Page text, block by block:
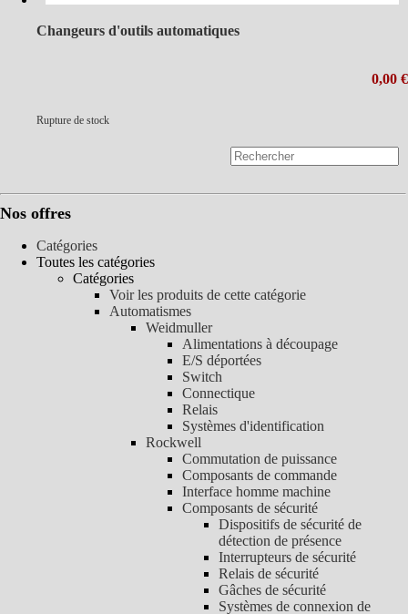
Changeurs d'outils automatiques
0,00 €
Rupture de stock
Nos offres
Catégories
Toutes les catégories
Catégories
Voir les produits de cette catégorie
Automatismes
Weidmuller
Alimentations à découpage
E/S déportées
Switch
Connectique
Relais
Systèmes d'identification
Rockwell
Commutation de puissance
Composants de commande
Interface homme machine
Composants de sécurité
Dispositifs de sécurité de
détection de présence
Interrupteurs de sécurité
Relais de sécurité
Gâches de sécurité
Systèmes de connexion de